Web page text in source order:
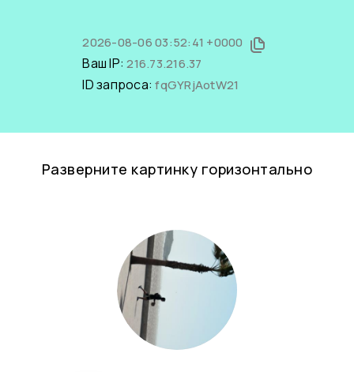
2026-08-06 03:52:41 +0000
Ваш IP:216.73.216.37
ID запроса:fqGYRjAotW21
Разверните картинку горизонтально